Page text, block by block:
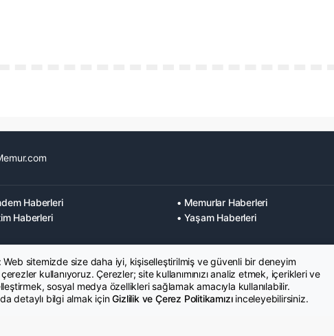
Haberleri • Memurlar Haberleri
Haberleri • Yaşam Haberleri
Web sitemizde size daha iyi, kişiselleştirilmiş ve güvenli bir deneyim
kullanıyoruz. Çerezler; site kullanımınızı analiz etmek, içerikleri ve
sosyal medya özellikleri sağlamak amacıyla kullanılabilir.
detaylı bilgi almak içinGizlilik ve Çerez Politikamızıinceleyebilirsiniz.